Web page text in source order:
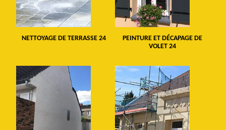
NETTOYAGE DE TERRASSE 24
PEINTURE ET DÉCAPAGE DE
VOLET 24